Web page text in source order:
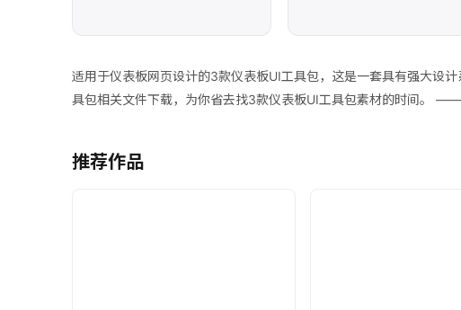
适用于仪表板网页设计的3款仪表板UI工具包，这是一套具有强大设
具包相关文件下载，为你省去找3款仪表板UI工具包素材的时间。
推荐作品